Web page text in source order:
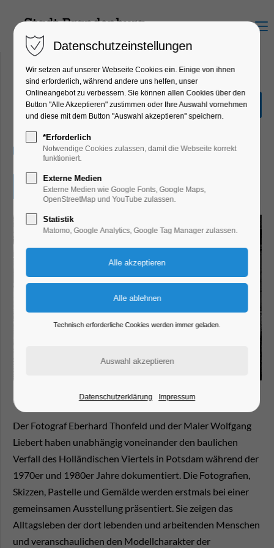
Menu
"Das Holländische Viertel"
Ausstellung
28.11.2025, 10:00–16:00
Eintritt frei
Der Fotograf Eberhard Thonfeld und der Maler Wolfgang
Liebert haben unabhängig voneinander den baulichen
Verfall des Holländischen Viertels in Potsdam während der
1970er und 1980er Jahre dokumentiert. Die Fotografien,
Skizzen, Pastelle und Gemälde werden erstmals bei einer
gemeinsamen Ausstellung präsentiert. Sie zeigen das
Alltagsleben der dort lebenden und arbeitenden Menschen
und veranschaulichen den Modellcharakter der
Datenschutzeinstellungen
Wir setzen auf unserer Webseite Cookies ein. Einige von ihnen
sind erforderlich, während andere uns helfen, unser
Onlineangebot zu verbessern. Sie können allen Cookies über den
Button "Alle Akzeptieren" zustimmen oder Ihre Auswahl vornehmen
und diese mit dem Button "Auswahl akzeptieren" speichern.
*Erforderlich
Notwendige Cookies zulassen, damit die Webseite korrekt
funktioniert.
Externe Medien
Externe Medien wie Google Fonts, Google Maps,
OpenStreetMap und YouTube zulassen.
Statistik
Matomo, Google Analytics, Google Tag Manager zulassen.
Technisch erforderliche Cookies werden immer geladen.
Datenschutzerklärung Impressum